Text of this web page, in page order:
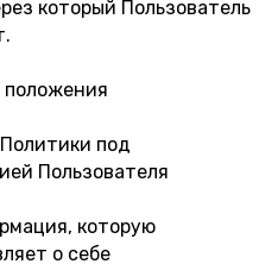
который Пользователь
под
Пользователя
которую
о себе